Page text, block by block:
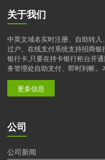
关于我们
中英文域名实时注册、自助转
过户。在线支付系统支持招商
银行卡,只要在持卡银行柜台开
务管理处自助支付、即时到帐。
更多信息
公司
公司新闻